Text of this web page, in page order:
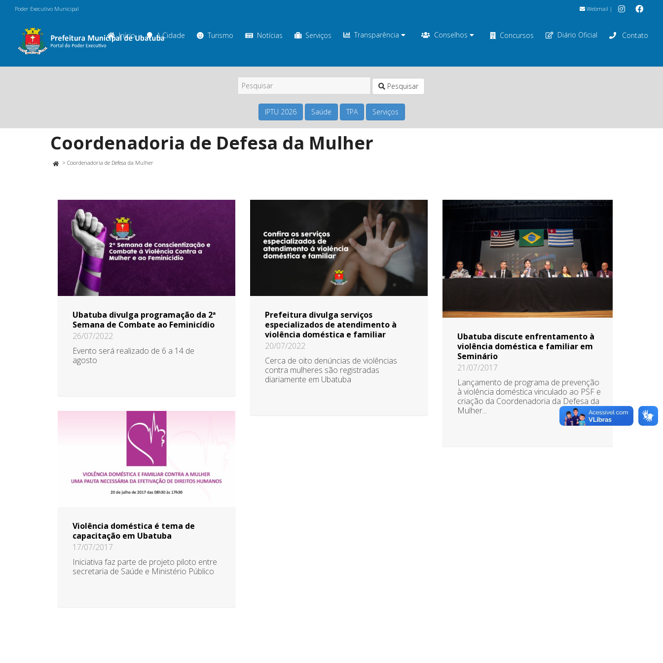
Poder Executivo Municipal Webmail |
Início A Cidade Turismo Notícias Serviços Transparência Conselhos Concursos Diário Oficial Contato
Pesquisar
IPTU 2026 Saúde TPA Serviços
Coordenadoria de Defesa da Mulher
> Coordenadoria de Defesa da Mulher
Ubatuba divulga programação da 2ª
Semana de Combate ao Feminicídio
26/07/2022
Evento será realizado de 6 a 14 de
agosto
Prefeitura divulga serviços
especializados de atendimento à
violência doméstica e familiar
20/07/2022
Cerca de oito denúncias de violências
contra mulheres são registradas
diariamente em Ubatuba
Ubatuba discute enfrentamento à
violência doméstica e familiar em
Seminário
21/07/2017
Lançamento de programa de prevenção
à violência doméstica vinculado ao PSF e
criação da Coordenadoria da Defesa da
Mulher...
Violência doméstica é tema de
capacitação em Ubatuba
17/07/2017
Iniciativa faz parte de projeto piloto entre
secretaria de Saúde e Ministério Público